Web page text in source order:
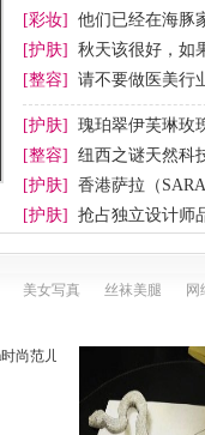
节妆
[彩妆]
他们已经在海豚
[护肤]
秋天该很好，如
[整容]
请不要做医美行
[护肤]
瑰珀翠伊芙琳玫
[整容]
纽西之谜天然科
[护肤]
香港萨拉（
[护肤]
抢占独立设计师
美女写真 丝袜美腿 网